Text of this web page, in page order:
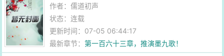
作者：儒道初声
状态：连载
更新时间：07-05 06:44:17
最新章节：第一百六十三章，推演墨九歌！